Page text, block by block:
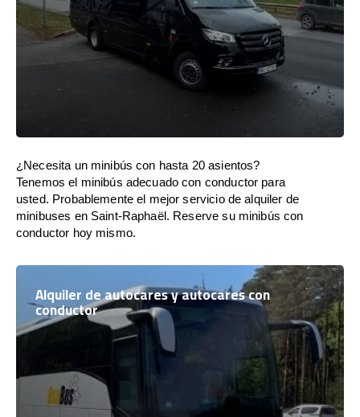
¿Necesita un minibús con hasta 20 asientos?
Tenemos el minibús adecuado con conductor para
usted. Probablemente el mejor servicio de alquiler de
minibuses en Saint-Raphaël. Reserve su minibús con
conductor hoy mismo.
Alquiler de autocares y autocares con
conductor